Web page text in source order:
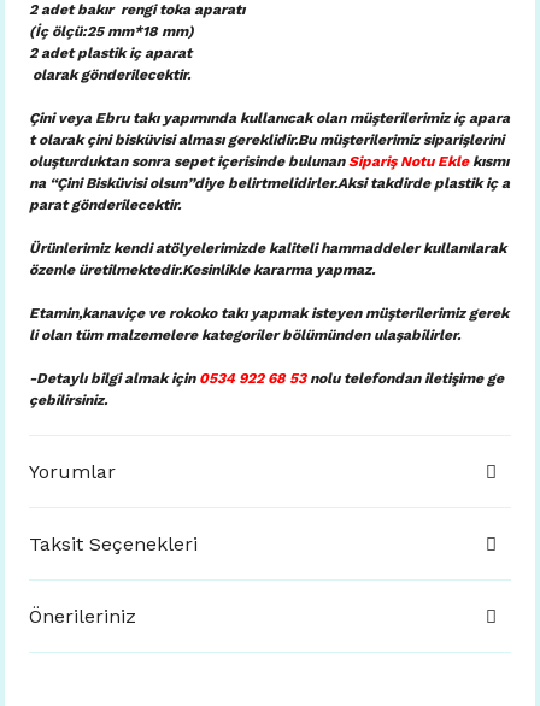
2 adet bakır rengi toka aparatı
(İç ölçü:25 mm*18 mm)
2 adet plastik iç aparat
olarak gönderilecektir.
Çini veya Ebru takı yapımında kullanıcak olan müşterilerimiz iç apara
t olarak çini bisküvisi alması gereklidir.Bu müşterilerimiz siparişlerini
oluşturduktan sonra sepet içerisinde bulunanSipariş Notu Eklekısmı
na “Çini Bisküvisi olsun”diye belirtmelidirler.Aksi takdirde plastik iç a
parat gönderilecektir.
Ürünlerimiz kendi atölyelerimizde kaliteli hammaddeler kullanılarak
özenle üretilmektedir.Kesinlikle kararma yapmaz.
Etamin,kanaviçe ve rokoko takı yapmak isteyen müşterilerimiz gerek
li olan tüm malzemelere kategoriler bölümünden ulaşabilirler.
-Detaylı bilgi almak için 0534 922 68 53nolu telefondan iletişime ge
çebilirsiniz.
Yorumlar
Taksit Seçenekleri
Önerileriniz